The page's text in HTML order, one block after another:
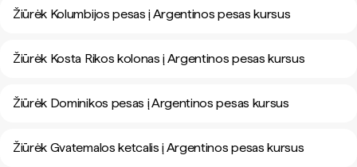
Žiūrėk Kolumbijos pesas į Argentinos pesas kursus
Žiūrėk Kosta Rikos kolonas į Argentinos pesas kursus
Žiūrėk Dominikos pesas į Argentinos pesas kursus
Žiūrėk Gvatemalos ketcalis į Argentinos pesas kursus